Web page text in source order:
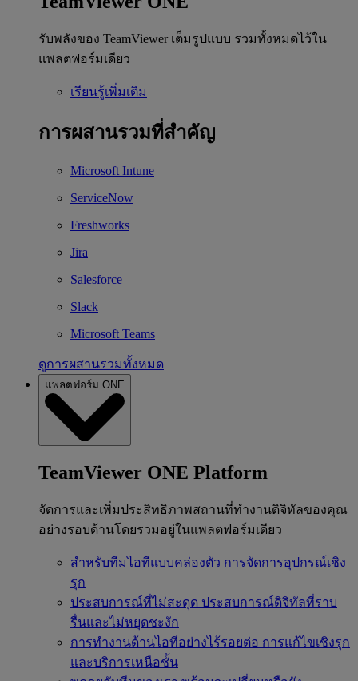
รับพลังของ TeamViewer เต็มรูปแบบ รวมทั้งหมดไว้ใน
แพลตฟอร์มเดียว
เรียนรู้เพิ่มเติม
การผสานรวมที่สำคัญ
Microsoft Intune
ServiceNow
Freshworks
Jira
Salesforce
Slack
Microsoft Teams
ดูการผสานรวมทั้งหมด
แพลตฟอร์ม ONE
TeamViewer ONE Platform
จัดการและเพิ่มประสิทธิภาพสถานที่ทำงานดิจิทัลของคุณ
อย่างรอบด้านโดยรวมอยู่ในแพลตฟอร์มเดียว
สำหรับทีมไอทีแบบคล่องตัว การจัดการอุปกรณ์เชิง
รุก
ประสบการณ์ที่ไม่สะดุด ประสบการณ์ดิจิทัลที่ราบ
รื่นและไม่หยุดชะงัก
การทำงานด้านไอทีอย่างไร้รอยต่อ การแก้ไขเชิงรุก
และบริการเหนือชั้น